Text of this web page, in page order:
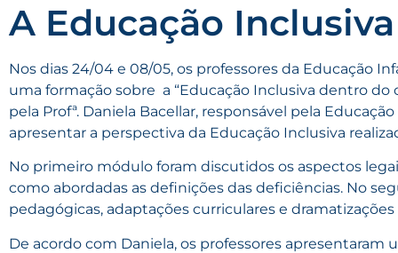
A Educação
Nos dias 24/04 e 08/05, os professores da Educação
uma formação sobre a “Educação Inclusiva dentro
pela Profª. Daniela Bacellar, responsável pela
apresentar a perspectiva da Educação Inclusiva
No primeiro módulo foram discutidos os aspectos
como abordadas as definições das deficiências. No
pedagógicas, adaptações curriculares e
De acordo com Daniela, os professores apresentaram